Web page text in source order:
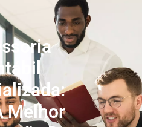
Melhor